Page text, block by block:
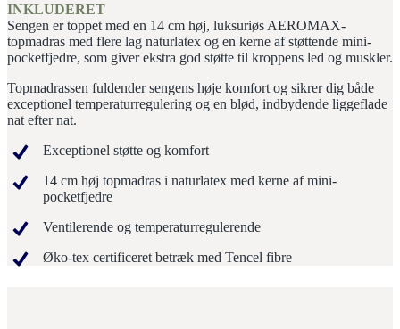
INKLUDERET
Sengen er toppet med en 14 cm høj, luksuriøs AEROMAX-
topmadras med flere lag naturlatex og en kerne af støttende mini-
pocketfjedre, som giver ekstra god støtte til kroppens led og muskler.
Topmadrassen fuldender sengens høje komfort og sikrer dig både
exceptionel temperaturregulering og en blød, indbydende liggeflade
nat efter nat.
Exceptionel støtte og komfort
14 cm høj topmadras i naturlatex med kerne af mini-
pocketfjedre
Ventilerende og temperaturregulerende
Øko-tex certificeret betræk med Tencel fibre